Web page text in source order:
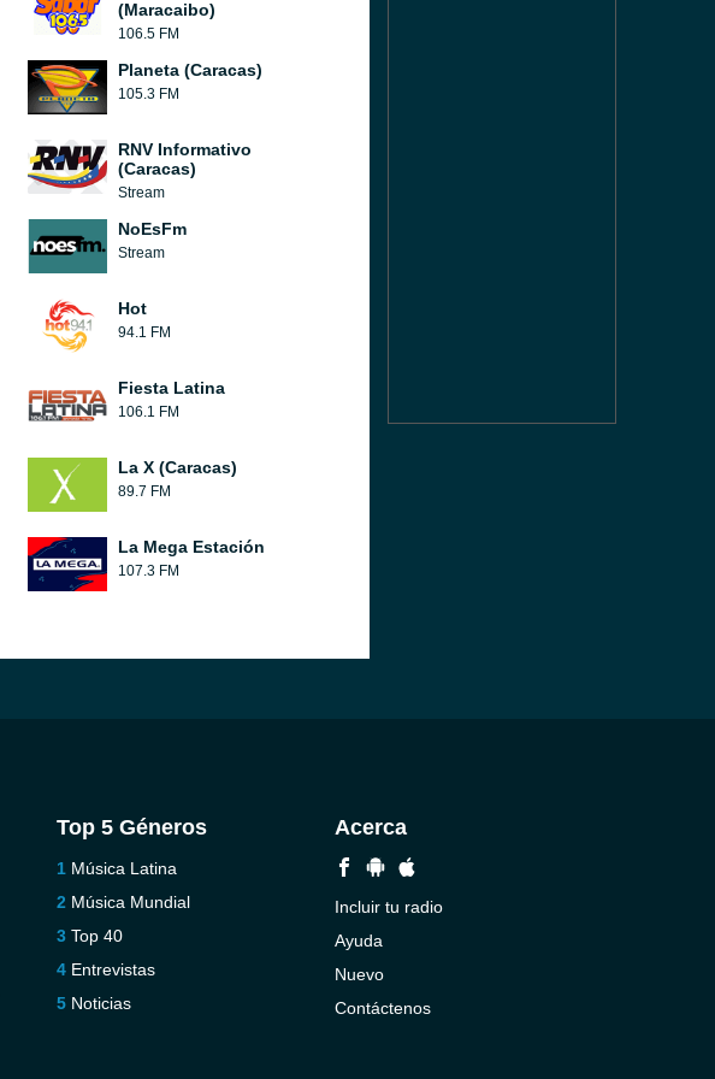
(Maracaibo)
106.5 FM
Planeta (Caracas)
105.3 FM
RNV Informativo
(Caracas)
Stream
NoEsFm
Stream
Hot
94.1 FM
Fiesta Latina
106.1 FM
La X (Caracas)
89.7 FM
La Mega Estación
107.3 FM
Top 5 Géneros
Música Latina
Música Mundial
Top 40
Entrevistas
Noticias
Acerca
Incluir tu radio
Ayuda
Nuevo
Contáctenos